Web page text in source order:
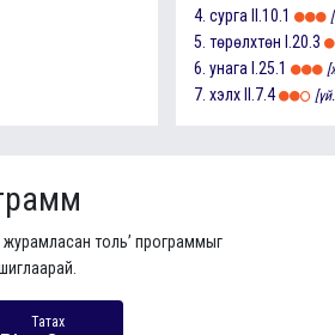
4. сурга II.10.1
5. төрөлхтөн I.20.3
6. унага I.25.1
7. хэлх II.7.4
журамласан толь’ программыг
Татах